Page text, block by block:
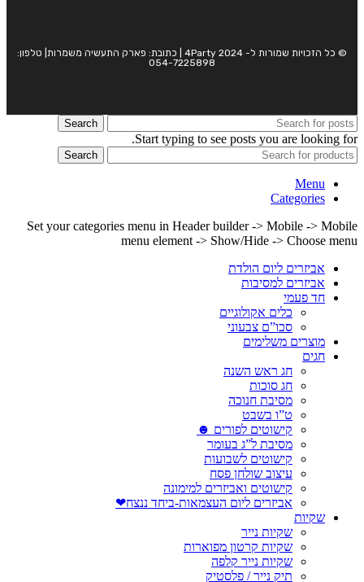
© כל הזכויות שמורות ל- 4Party 2024 | כתובת: פארק התעשיה משמרות| טלפון:
054-7225898
Search
Start typing to see posts you are looking for.
Search
Menu
Categories
Set your categories menu in Header builder -> Mobile -> Mobile
menu element -> Show/Hide -> Choose menu
אביזרים ליום הולדת
אביזרים למסיבות
חד פעמי
כלים אקולוגיים
סכו”ם צבעוני
מוצרים משלימים
חגים
חג ראש השנה
חג סוכות
מסיבת חנוכה
ט”ו בשבט
קישוטים לפורים ☻
מסיבת ל”ג בעומר
קישוטים לשבועות
עיצוב שולחן פסח
קישוטים ואביזרים למימונה
אביזרים ליום העצמאות-ביחד ננצח❤
שקיות
שקיות נייר
שקיות קרטון מפוארות
שקיות נייר קלפה
תיק נייר / פלסטיק